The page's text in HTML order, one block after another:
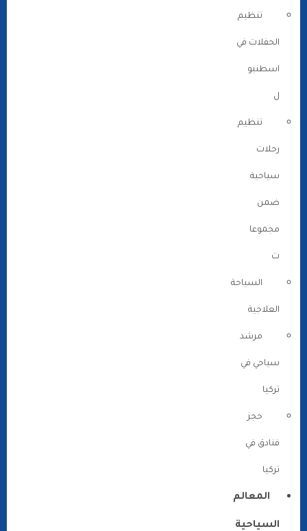
تنظيم
الحفلات في
اسطنبو
ل
تنظيم
رحلات
سياحية
ضمن
مجموعا
ت
السياحة
العلاجية
مرشد
سياحي في
تركيا
حجز
فنادق في
تركيا
المعالم
السياحية